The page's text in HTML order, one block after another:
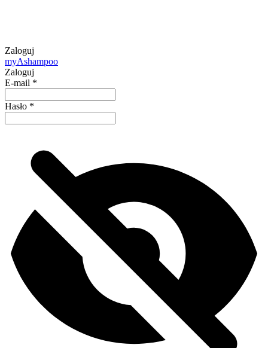
Zaloguj
myAshampoo
Zaloguj
E-mail *
Hasło *